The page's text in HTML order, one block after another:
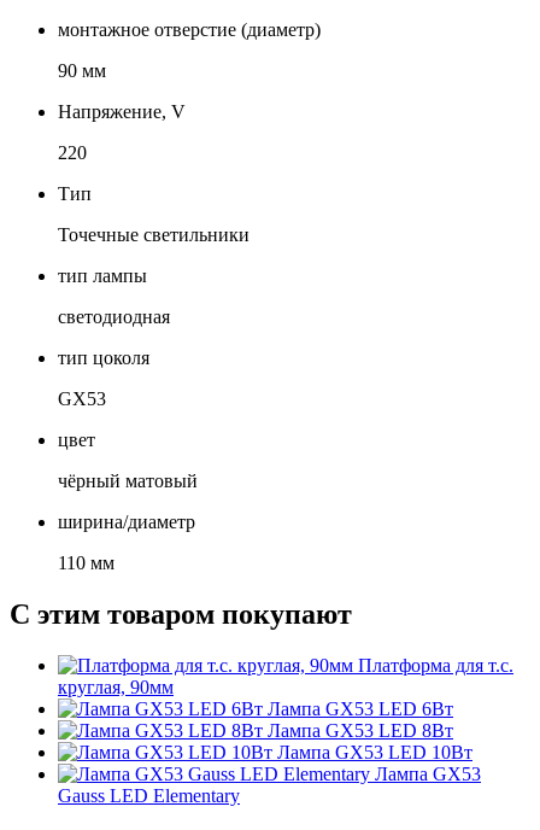
монтажное отверстие (диаметр)
90 мм
Напряжение, V
220
Тип
Точечные светильники
тип лампы
светодиодная
тип цоколя
GX53
цвет
чёрный матовый
ширина/диаметр
110 мм
С этим товаром покупают
Платформа для т.с.
круглая, 90мм
Лампа GX53 LED 6Вт
Лампа GX53 LED 8Вт
Лампа GX53 LED 10Вт
Лампа GX53
Gauss LED Elementary